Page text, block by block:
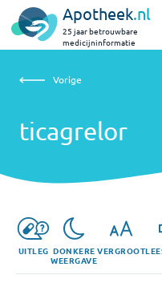
Apotheek.nl
25 jaar betrouwbare
medicijninformatie
ticagrelor
Vorige
ticagrelor
UITLEG DONKERE
WEERGAVE
VERGROOT